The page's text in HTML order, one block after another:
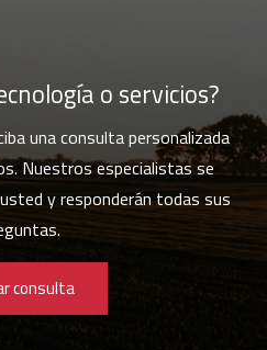
o servicios?
una consulta personalizada
Nuestros especialistas se
y responderán todas sus
consulta